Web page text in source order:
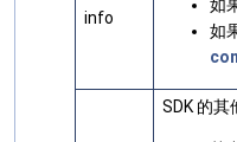
info
如
如
SDK 的